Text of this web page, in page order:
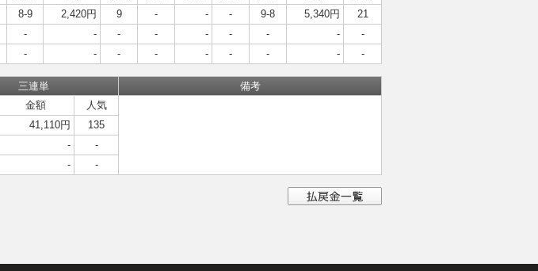
8-9 2,420円 9 - - - 9-8 5,340円
21
- - - - - - - -
-
- - - - - - - - -
三連単
備考
金額
人気
41,110円
135
-
-
- -